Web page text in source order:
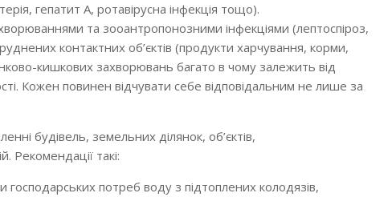
гепатит А, ротавірусна інфекція тощо).
та зооантропонозними інфекціями (лептоспіроз,
контактних об’єктів (продукти харчування, корми,
кишкових захворювань багато в чому залежить від
Кожен повинен відчувати себе відповідальним не лише за
будівель, земельних ділянок, об’єктів,
Рекомендації такі:
потреб воду з підтоплених колодязів,